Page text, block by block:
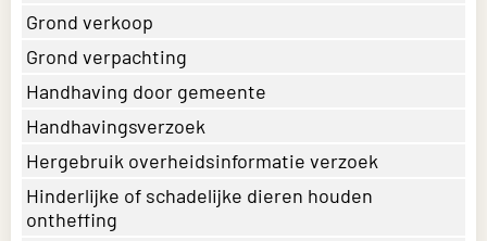
Grond verkoop
Grond verpachting
Handhaving door gemeente
Handhavingsverzoek
Hergebruik overheidsinformatie verzoek
Hinderlijke of schadelijke dieren houden
ontheffing